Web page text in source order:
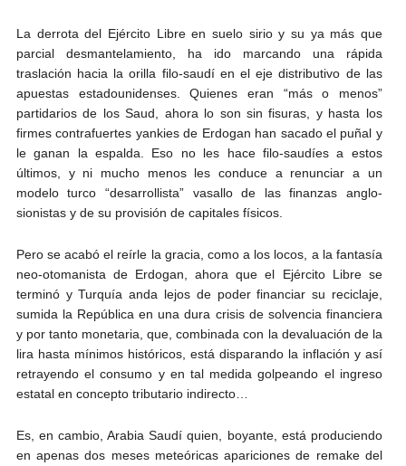
La derrota del Ejército Libre en suelo sirio y su ya más que
parcial desmantelamiento, ha ido marcando una rápida
traslación hacia la orilla filo-saudí en el eje distributivo de las
apuestas estadounidenses. Quienes eran “más o menos”
partidarios de los Saud, ahora lo son sin fisuras, y hasta los
firmes contrafuertes yankies de Erdogan han sacado el puñal y
le ganan la espalda. Eso no les hace filo-saudíes a estos
últimos, y ni mucho menos les conduce a renunciar a un
modelo turco “desarrollista” vasallo de las finanzas anglo-
sionistas y de su provisión de capitales físicos.
Pero se acabó el reírle la gracia, como a los locos, a la fantasía
neo-otomanista de Erdogan, ahora que el Ejército Libre se
terminó y Turquía anda lejos de poder financiar su reciclaje,
sumida la República en una dura crisis de solvencia financiera
y por tanto monetaria, que, combinada con la devaluación de la
lira hasta mínimos históricos, está disparando la inflación y así
retrayendo el consumo y en tal medida golpeando el ingreso
estatal en concepto tributario indirecto…
Es, en cambio, Arabia Saudí quien, boyante, está produciendo
en apenas dos meses meteóricas apariciones de remake del